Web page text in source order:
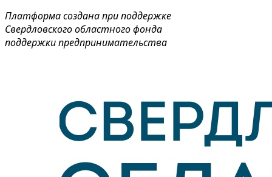
Платформа создана при поддержке
Свердловского областного фонда
поддержки предпринимательства